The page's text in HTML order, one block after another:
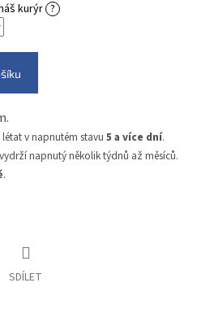
kurýr ?
v napnutém stavu 5 a více dní.
napnutý několik týdnů až měsíců.
.
SDÍLET